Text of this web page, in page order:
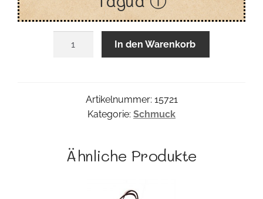
In den Warenkorb
Artikelnummer: 15721
Kategorie: Schmuck
Ähnliche Produkte